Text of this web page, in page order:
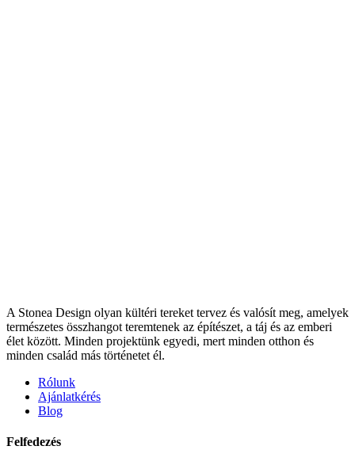
A Stonea Design olyan kültéri tereket tervez és valósít meg, amelyek
természetes összhangot teremtenek az építészet, a táj és az emberi
élet között. Minden projektünk egyedi, mert minden otthon és
minden család más történetet él.
Rólunk
Ajánlatkérés
Blog
Felfedezés